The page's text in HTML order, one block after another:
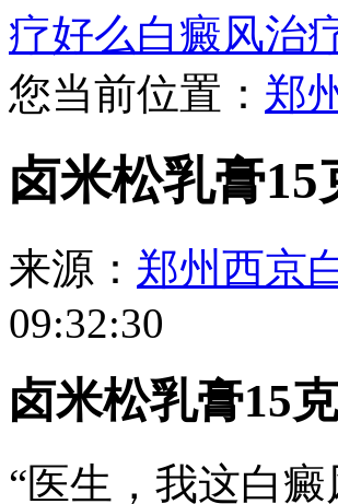
疗好么白癜风治
您当前位置： 郑
卤米松乳膏15
来源： 郑州西京
09:32:30
卤米松乳膏15克
“医生，我这白